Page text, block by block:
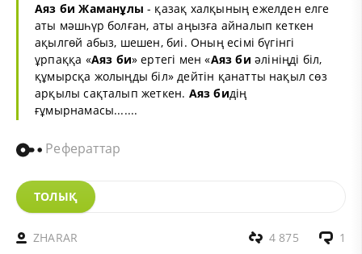
Аяз би Жаманұлы - қазақ халқының ежелден елге
аты мәшһүр болған, аты аңызға айналып кеткен
ақылгөй абыз, шешен, биі. Оның есімі бүгінгі
ұрпаққа «Аяз би» ертегі мен «Аяз би әлініңді біл,
құмырсқа жолыңды біл» дейтін қанатты нақыл сөз
арқылы сақталып жеткен. Аяз бидің
ғұмырнамасы.......
Рефераттар
ТОЛЫҚ
ZHARAR 1
4 875